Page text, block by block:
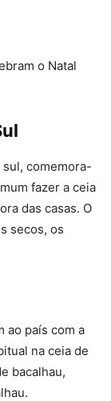
o Natal
comemora-
fazer a ceia
das casas. O
secos, os
ao país com a
na ceia de
bacalhau,